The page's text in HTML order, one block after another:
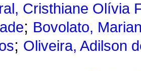
Cristhiane Olívia
; Bovolato,
; Oliveira, Adilson